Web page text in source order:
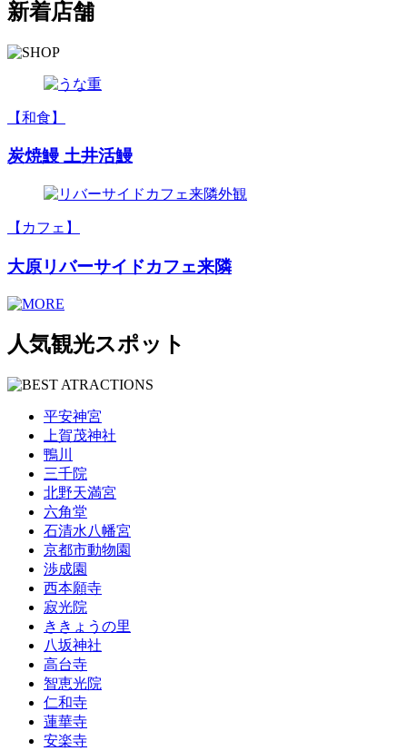
新着店舗
【和食】
炭焼鰻 土井活鰻
【カフェ】
大原リバーサイドカフェ来隣
人気観光スポット
平安神宮
上賀茂神社
鴨川
三千院
北野天満宮
六角堂
石清水八幡宮
京都市動物園
渉成園
西本願寺
寂光院
ききょうの里
八坂神社
高台寺
智恵光院
仁和寺
蓮華寺
安楽寺